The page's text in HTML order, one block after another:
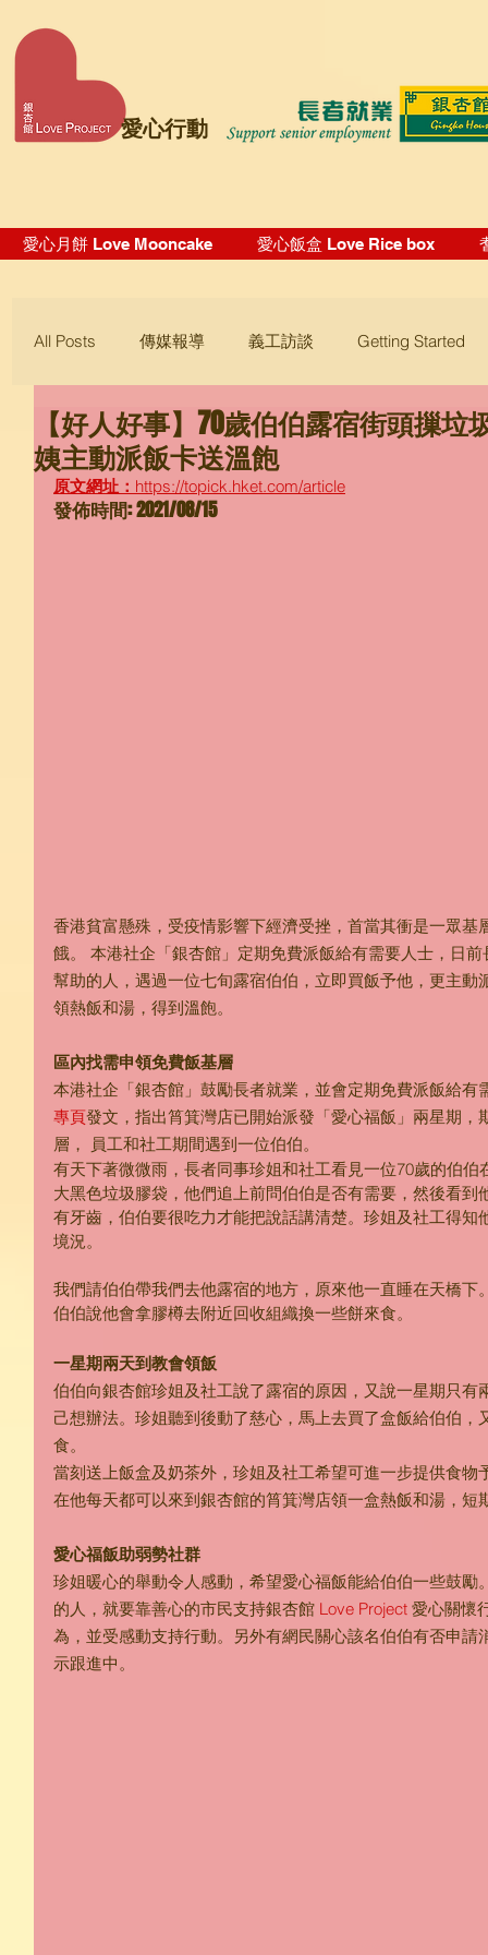
愛心行動
愛心月餅 Love Mooncake 愛心飯盒 Love Rice box
All Posts 傳媒報導 義工訪談 Getting Started
Blogging Tips
【好人好事】70歲伯伯露宿街頭摷
姨主動派飯卡送溫飽
原文網址： https://topick.hket.com/article
發佈時間: 2021/08/15
香港貧富懸殊，受疫情影響下經濟受挫，首當其衝是一眾基
餓。 本港社企「銀杏館」定期免費派飯給有需要人士，日
幫助的人，遇過一位七旬露宿伯伯，立即買飯予他，更主動
領熱飯和湯，得到溫飽。
區內找需申領免費飯基層
本港社企「銀杏館」鼓勵長者就業，並會定期免費派飯給有
專頁發文，指出筲箕灣店已開始派發「愛心福飯」兩星期，
層， 員工和社工期間遇到一位伯伯。
有天下著微微雨，長者同事珍姐和社工看見一位70歲的伯
大黑色垃圾膠袋，他們追上前問伯伯是否有需要，然後看
有牙齒，伯伯要很吃力才能把說話講清楚。珍姐及社工得知
境況。
我們請伯伯帶我們去他露宿的地方，原來他一直睡在天橋下
伯伯說他會拿膠樽去附近回收組織換一些餅來食。
一星期兩天到教會領飯
伯伯向銀杏館珍姐及社工說了露宿的原因，又說一星期只有
己想辦法。珍姐聽到後動了慈心，馬上去買了盒飯給伯伯，
食。
當刻送上飯盒及奶茶外，珍姐及社工希望可進一步提供食物
在他每天都可以來到銀杏館的筲箕灣店領一盒熱飯和湯，短
愛心福飯助弱勢社群
珍姐暖心的舉動令人感動，希望愛心福飯能給伯伯一些鼓勵
的人，就要靠善心的市民支持銀杏館 Love Project 愛心關懷
為，並受感動支持行動。另外有網民關心該名伯伯有否申請
示跟進中。